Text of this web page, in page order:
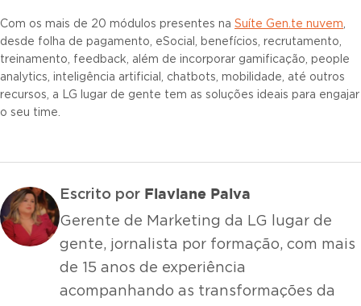
Com os mais de 20 módulos presentes na Suíte Gen.te nuvem,
desde folha de pagamento, eSocial, benefícios, recrutamento,
treinamento, feedback, além de incorporar gamificação, people
analytics, inteligência artificial, chatbots, mobilidade, até outros
recursos, a LG lugar de gente tem as soluções ideais para engajar
o seu time.
Escrito por Flaviane Paiva
Gerente de Marketing da LG lugar de
gente, jornalista por formação, com mais
de 15 anos de experiência
acompanhando as transformações da